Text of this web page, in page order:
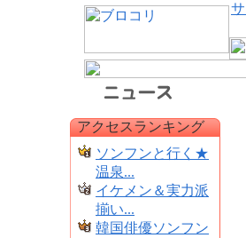
アクセスランキング
ソンフンと行く★
温泉...
イケメン＆実力派
揃い...
韓国俳優ソンフン